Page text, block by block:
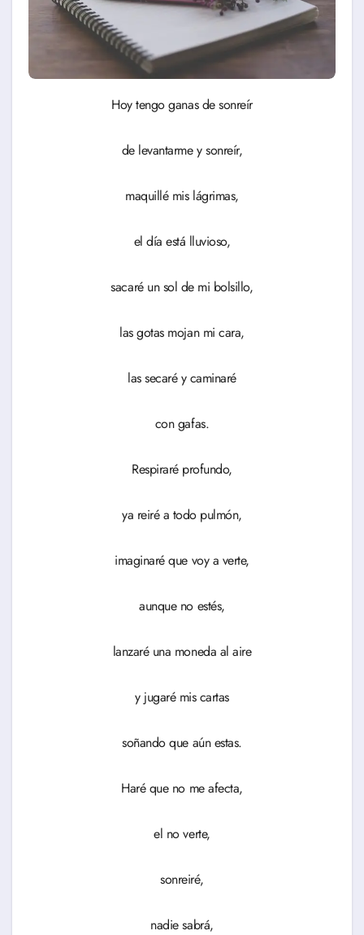
Hoy tengo ganas de sonreír
de levantarme y sonreír,
maquillé mis lágrimas,
el día está lluvioso,
sacaré un sol de mi bolsillo,
las gotas mojan mi cara,
las secaré y caminaré
con gafas.
Respiraré profundo,
ya reiré a todo pulmón,
imaginaré que voy a verte,
aunque no estés,
lanzaré una moneda al aire
y jugaré mis cartas
soñando que aún estas.
Haré que no me afecta,
el no verte,
sonreiré,
nadie sabrá,